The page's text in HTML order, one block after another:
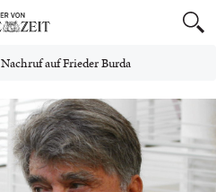
Nachruf auf Frieder Burda